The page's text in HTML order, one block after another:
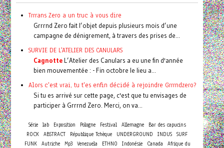
Trrrans Zero a un truc à vous dire
Grrrnd Zero fait l’objet depuis plusieurs mois d’une
campagne de dénigrement, à travers des prises de...
SURVIE DE L'ATELIER DES CANULARS
CagnotteL’Atelier des Canulars a eu une fin d'année
bien mouvementée : - Fin octobre le lieu a...
Alors c'est vrai, tu t'es enfin décidé à rejoindre Grrrndzero?
Si tu es arrivé sur cette page, c'est que tu envisages de
participer à Grrrnd Zero. Merci, on va...
Série lab Exposition Pologne Festival Allemagne
Bar des capucins
ROCK ABSTRACT République Tchèque UNDERGROUND INDUS SURF
FUNK Autriche Mp3 Venezuela ETHNO Indonésie Canada
Afrique du